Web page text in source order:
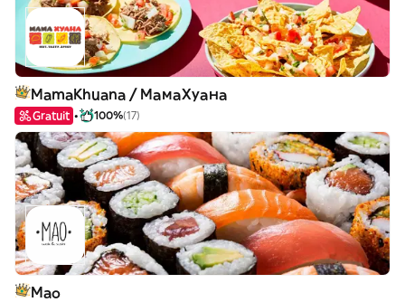
MamaKhuana / МамаХуана
Gratuit 100%(17)
Mao